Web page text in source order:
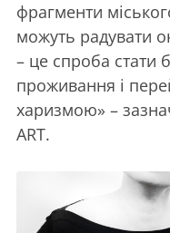
фрагменти
можуть радувати
– це спроба стати
проживання і
харизмою» –
ART.